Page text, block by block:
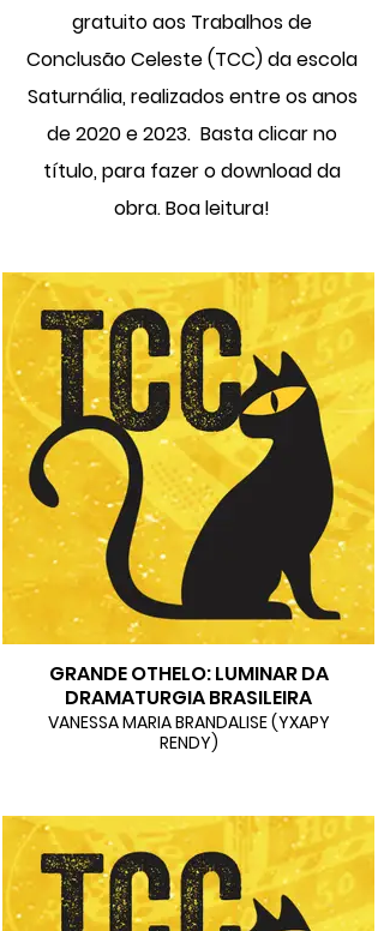
gratuito aos Trabalhos de
Conclusão Celeste (TCC) da escola
Saturnália, realizados entre os anos
de 2020 e 2023. Basta clicar no
título, para fazer o download da
obra. Boa leitura!
GRANDE OTHELO: LUMINAR DA
DRAMATURGIA BRASILEIRA
VANESSA MARIA BRANDALISE (YXAPY
RENDY)